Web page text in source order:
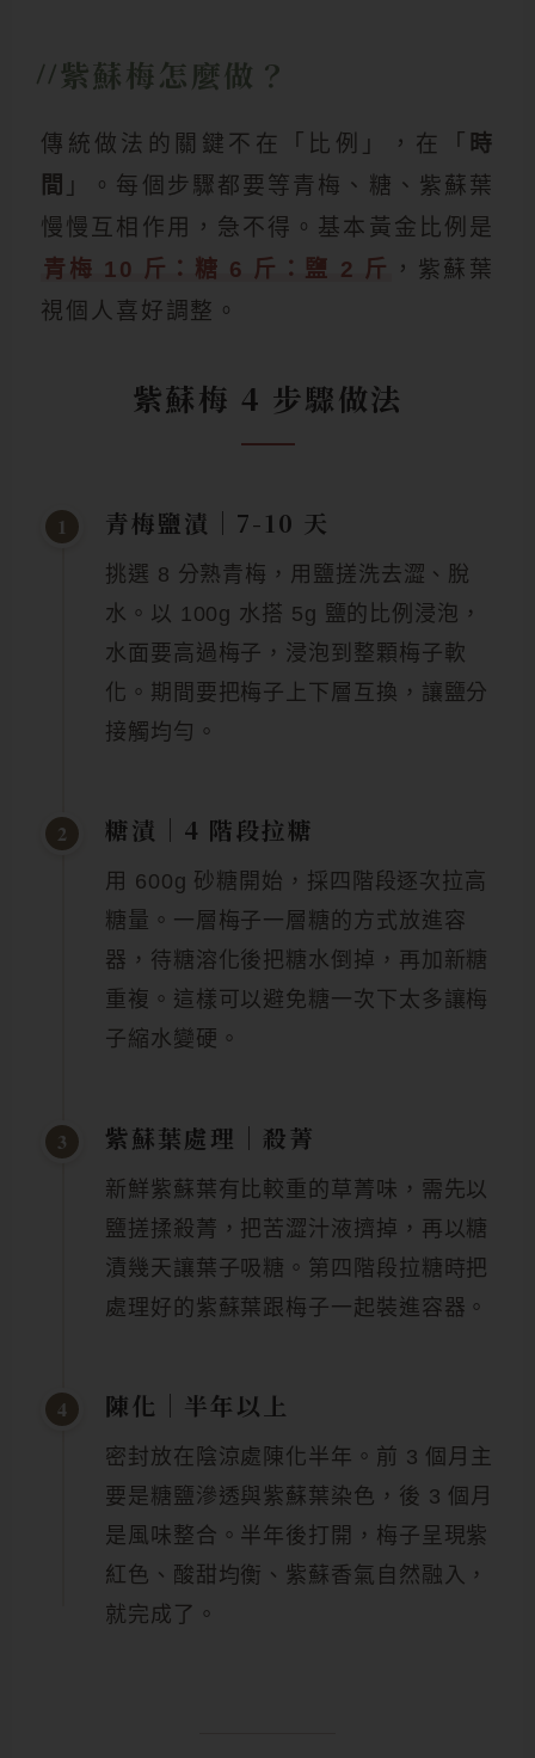
紫蘇梅怎麼做？
傳統做法的關鍵不在「比例」，在「 時
間 」。每個步驟都要等青梅、糖、紫蘇葉
慢慢互相作用，急不得。基本黃金比例是
青梅 10 斤：糖 6 斤：鹽 2 斤
，紫蘇葉
視個人喜好調整。
紫蘇梅 4 步驟做法
1 青梅鹽漬｜7-10 天
挑選 8 分熟青梅，用鹽搓洗去澀、脫
水。以 100g 水搭 5g 鹽的比例浸泡，
水面要高過梅子，浸泡到整顆梅子軟
化。期間要把梅子上下層互換，讓鹽分
接觸均勻。
2 糖漬｜4 階段拉糖
用 600g 砂糖開始，採四階段逐次拉高
糖量。一層梅子一層糖的方式放進容
器，待糖溶化後把糖水倒掉，再加新糖
重複。這樣可以避免糖一次下太多讓梅
子縮水變硬。
3 紫蘇葉處理｜殺菁
新鮮紫蘇葉有比較重的草菁味，需先以
鹽搓揉殺菁，把苦澀汁液擠掉，再以糖
漬幾天讓葉子吸糖。第四階段拉糖時把
處理好的紫蘇葉跟梅子一起裝進容器。
4 陳化｜半年以上
密封放在陰涼處陳化半年。前 3 個月主
要是糖鹽滲透與紫蘇葉染色，後 3 個月
是風味整合。半年後打開，梅子呈現紫
紅色、酸甜均衡、紫蘇香氣自然融入，
就完成了。